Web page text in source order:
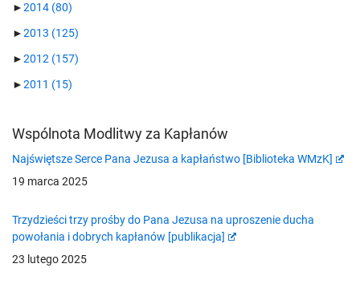
►2014 (80)
►2013 (125)
►2012 (157)
►2011 (15)
Wspólnota Modlitwy za Kapłanów
Najświętsze Serce Pana Jezusa a kapłaństwo [Biblioteka WMzK]
19 marca 2025
Trzydzieści trzy prośby do Pana Jezusa na uproszenie ducha
powołania i dobrych kapłanów [publikacja]
23 lutego 2025